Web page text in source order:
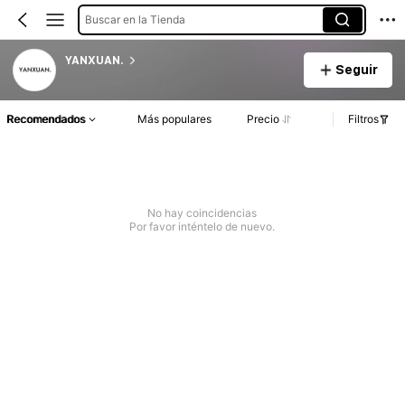
Buscar en la Tienda
YANXUAN.
Seguir
Recomendados Más populares Precio Filtros
No hay coincidencias
Por favor inténtelo de nuevo.